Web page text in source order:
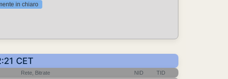
in chiaro
CET
Rete, Bitrate NID TID